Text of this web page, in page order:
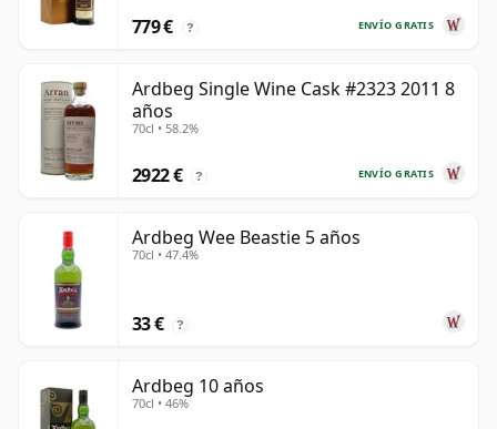
ENVÍO GRATIS
779 € ?
Ardbeg Single Wine Cask #2323 2011 8
años
70cl • 58.2%
ENVÍO GRATIS
2922 € ?
Ardbeg Wee Beastie 5 años
70cl • 47.4%
33 € ?
Ardbeg 10 años
70cl • 46%